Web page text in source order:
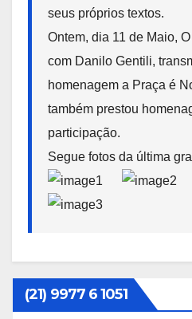
seus próprios textos.
Ontem, dia 11 de Maio,
com Danilo Gentili,
homenagem a Praça é
também prestou
participação.
Segue fotos da última
(21) 9977 6 1051